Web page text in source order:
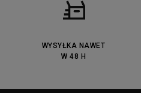
WYSYŁKA NAWET
W 48 H